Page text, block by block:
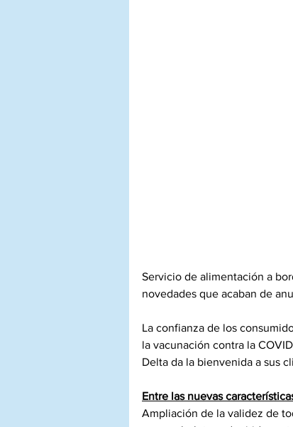
Servicio de alimentación a
novedades que acaban de
La confianza de los
la vacunación contra la
Delta da la bienvenida a sus
Entre las nuevas
Ampliación de la validez de